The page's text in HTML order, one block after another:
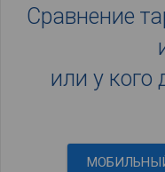
Сравнение
или у кого